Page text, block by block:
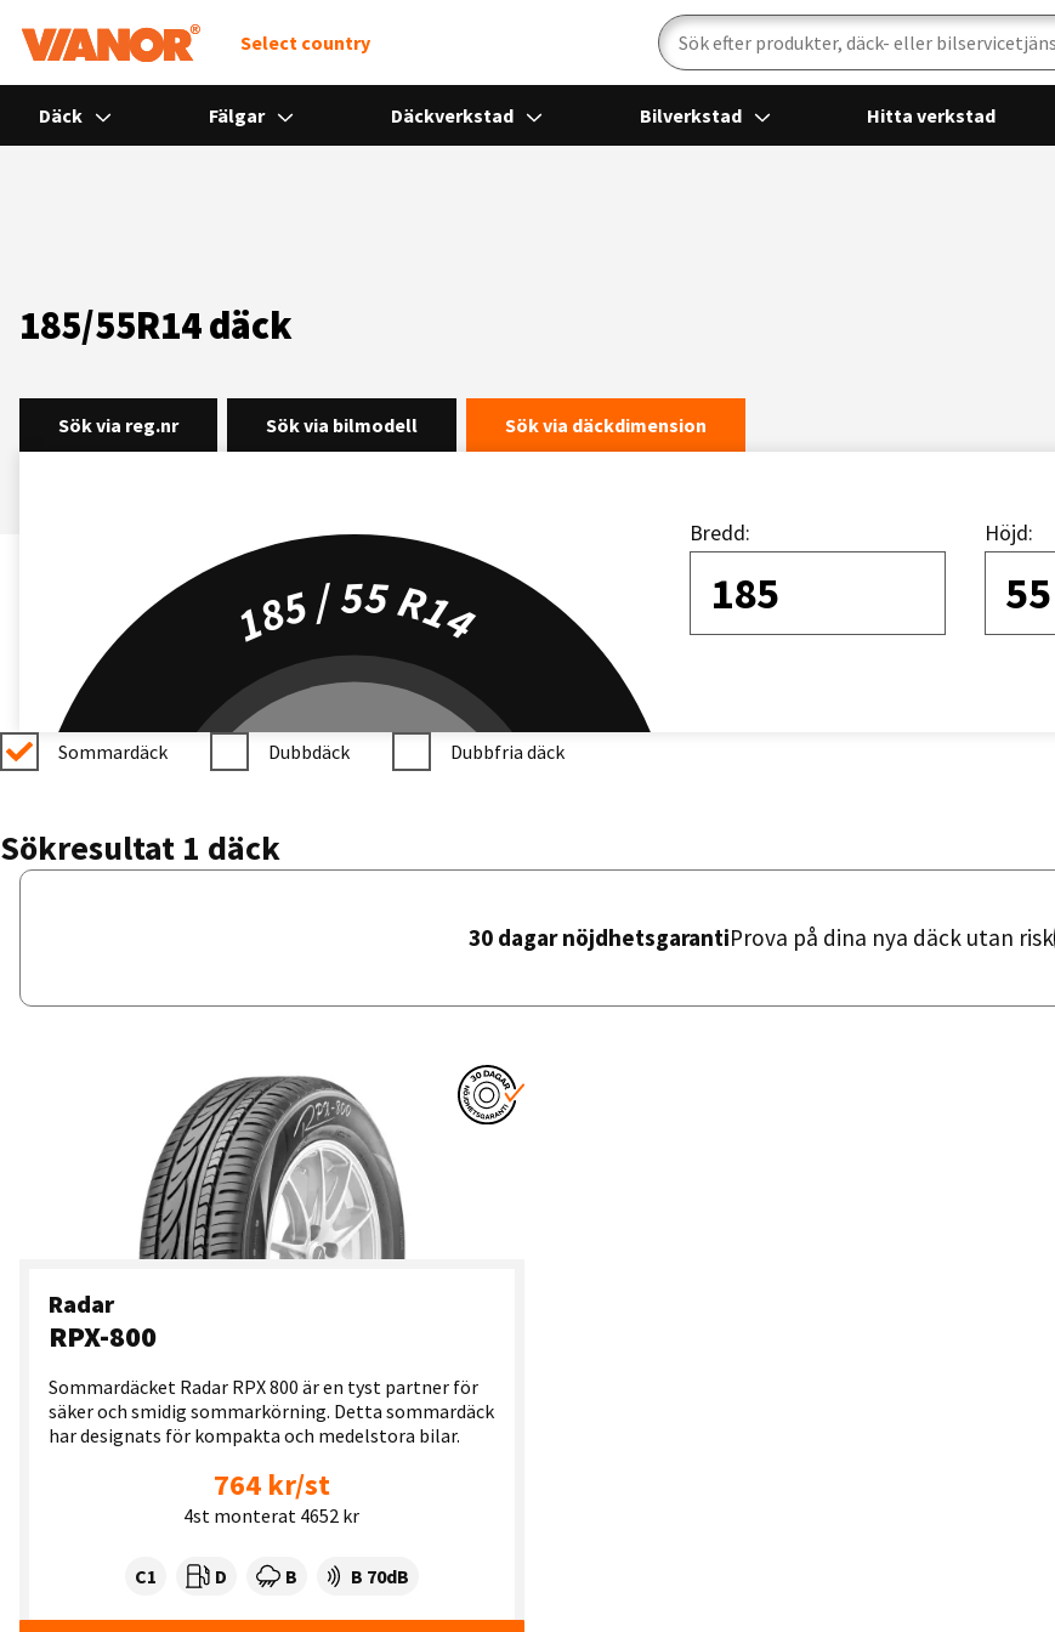
Select country
Däck Fälgar Däckverkstad Bilverkstad Hitta verkstad
185/55R14 däck
Sök via reg.nr Sök via bilmodell Sök via däckdimension
185 / 55 R14
Bredd:
185
Höjd:
55
Sommardäck Dubbdäck Dubbfria däck
Sökresultat 1 däck
30 dagar nöjdhetsgarantiProva på dina nya däck utan risk
Radar
RPX-800
Sommardäcket Radar RPX 800 är en tyst partner för
säker och smidig sommarkörning. Detta sommardäck
har designats för kompakta och medelstora bilar.
764 kr/st
4st monterat 4652 kr
Tyre class:
C1 Rullmotstånd:
D Våtgrepp:
B Ljudnivå dB:
B 70dB